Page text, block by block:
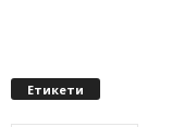
Етикети